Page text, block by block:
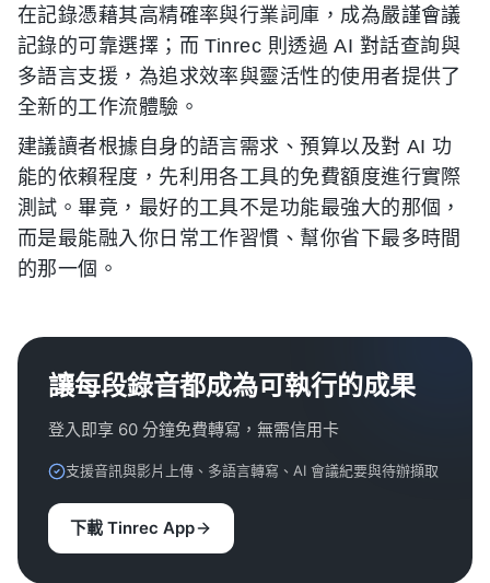
在記錄憑藉其高精確率與行業詞庫，成為嚴謹會議
記錄的可靠選擇；而 Tinrec 則透過 AI 對話查詢與
多語言支援，為追求效率與靈活性的使用者提供了
全新的工作流體驗。
建議讀者根據自身的語言需求、預算以及對 AI 功
能的依賴程度，先利用各工具的免費額度進行實際
測試。畢竟，最好的工具不是功能最強大的那個，
而是最能融入你日常工作習慣、幫你省下最多時間
的那一個。
讓每段錄音都成為可執行的成果
登入即享 60 分鐘免費轉寫，無需信用卡
支援音訊與影片上傳、多語言轉寫、AI 會議紀要與待辦擷取
下載 Tinrec App